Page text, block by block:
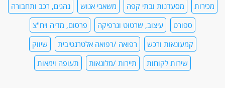
מכירות
מסעדנות ובתי קפה משאבי אנוש
נהגים, רכב ותחבורה
ספורט
עיצוב, שרטוט וגרפיקה
פרסום, מדיה ויח"צ
קמעונאות ורכש
רפואה /רפואה אלטרנטיבית
שיווק
שירות לקוחות
תיירות /מלונאות תעופה וימאות